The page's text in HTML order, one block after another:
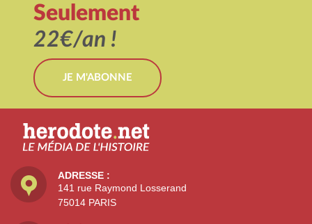
Seulement
22€/an !
JE M'ABONNE
ADRESSE :
141 rue Raymond Losserand
75014 PARIS